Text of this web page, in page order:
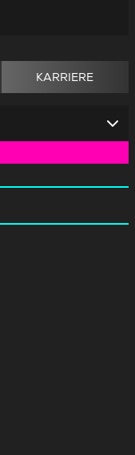
KARRIERE